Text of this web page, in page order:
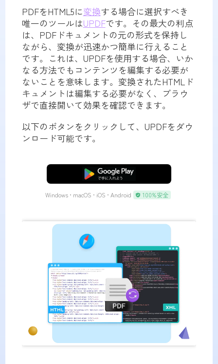
PDFをHTML5に変換する場合に選択すべき
唯一のツールはUPDFです。その最大の利点
は、PDFドキュメントの元の形式を保持し
ながら、変換が迅速かつ簡単に行えること
です。これは、UPDFを使用する場合、いか
なる方法でもコンテンツを編集する必要が
ないことを意味します。変換されたHTMLド
キュメントは編集する必要がなく、ブラウ
ザで直接開いて効果を確認できます。
以下のボタンをクリックして、UPDFをダウ
ンロード可能です。
無料ダウンロード
Windows • macOS • iOS • Android 100%安全